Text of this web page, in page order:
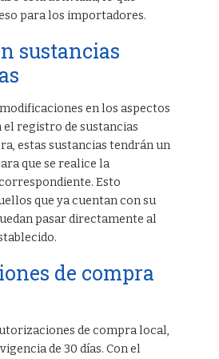
para los importadores.
sustancias
en los aspectos
registro de sustancias
estas sustancias tendrán un
que se realice la
Esto
que ya cuentan con su
pasar directamente al
de compra
de compra local,
de 30 días. Con el